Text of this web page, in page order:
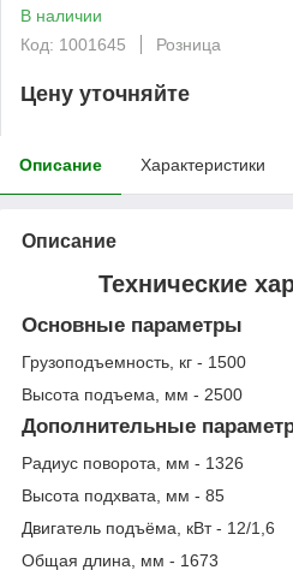
В наличии
Код: 1001645
Розница
Цену уточняйте
Описание Характеристики
Описание
Технические
Основные параметры
Грузоподъемность, кг - 1500
Высота подъема, мм - 2500
Дополнительные
Радиус поворота, мм - 1326
Высота подхвата, мм - 85
Двигатель подъёма, кВт - 12/1,6
Общая длина, мм - 1673